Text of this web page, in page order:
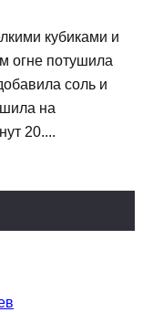
кубиками и
огне потушила
соль и
на
20....